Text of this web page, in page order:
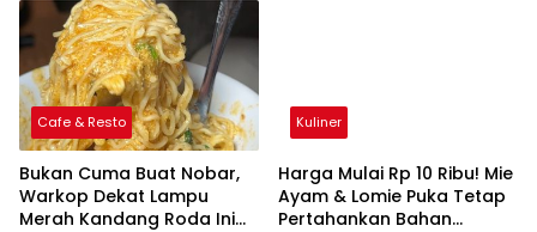
Cafe & Resto
Bukan Cuma Buat Nobar,
Warkop Dekat Lampu
Merah Kandang Roda Ini
Kuliner
Harga Mulai Rp 10 Ribu! Mie
Ayam & Lomie Puka Tetap
Pertahankan Bahan